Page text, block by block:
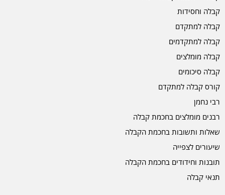
קבלה וחסידות
קבלה למתקדם
קבלה למתקדמים
קבלה מומלצים
קבלה סיכומים
קורס קבלה למתקדם
רבי נחמן
רבנים מומלצים בחכמת קבלה
שאלות ותשובות בחכמת הקבלה
שיעורים לצפייה
תובנות וחידודים בחכמת הקבלה
תנאי קבלה